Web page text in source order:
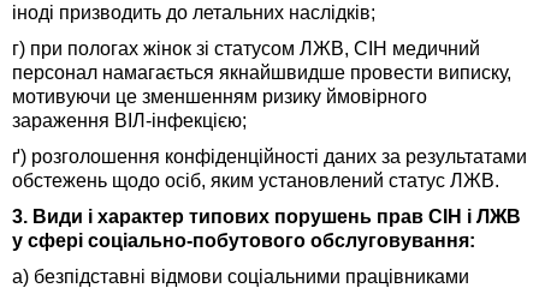
іноді призводить до летальних наслідків;
г) при пологах жінок зі статусом ЛЖВ, СІН медичний
персонал намагається якнайшвидше провести виписку,
мотивуючи це зменшенням ризику ймовірного
зараження ВІЛ-інфекцією;
ґ) розголошення конфіденційності даних за результатами
обстежень щодо осіб, яким установлений статус ЛЖВ.
3. Види і характер типових порушень прав СІН і ЛЖВ
у сфері соціально-побутового обслуговування:
а) безпідставні відмови соціальними працівниками